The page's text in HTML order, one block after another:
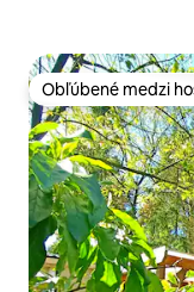
Obľúbené medzi
Obľúbené medzi